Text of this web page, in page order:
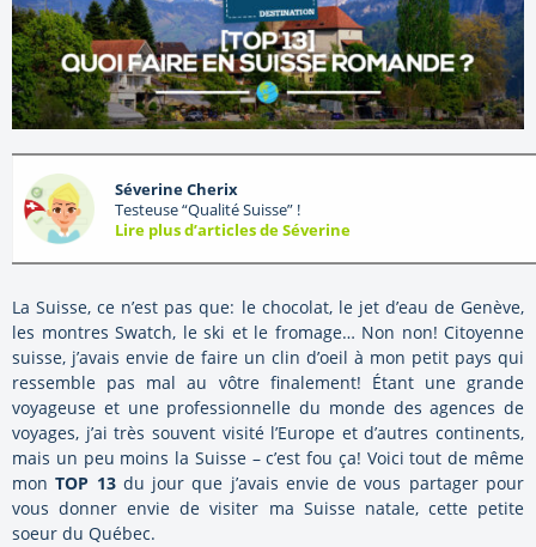
Séverine Cherix
Testeuse “Qualité Suisse” !
Lire plus d’articles de Séverine
La Suisse, ce n’est pas que: le chocolat, le jet d’eau de Genève,
les montres Swatch, le ski et le fromage… Non non! Citoyenne
suisse, j’avais envie de faire un clin d’oeil à mon petit pays qui
ressemble pas mal au vôtre finalement! Étant une grande
voyageuse et une professionnelle du monde des agences de
voyages, j’ai très souvent visité l’Europe et d’autres continents,
mais un peu moins la Suisse – c’est fou ça! Voici tout de même
monTOP 13du jour que j’avais envie de vous partager pour
vous donner envie de visiter ma Suisse natale, cette petite
soeur du Québec.